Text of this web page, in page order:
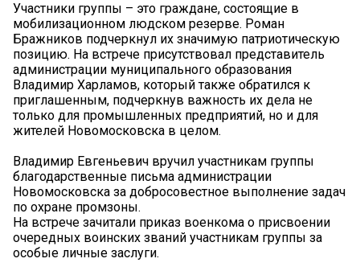
Участники группы – это граждане, состоящие в
мобилизационном людском резерве. Роман
Бражников подчеркнул их значимую патриотическую
позицию. На встрече присутствовал представитель
администрации муниципального образования
Владимир Харламов, который также обратился к
приглашенным, подчеркнув важность их дела не
только для промышленных предприятий, но и для
жителей Новомосковска в целом.
Владимир Евгеньевич вручил участникам группы
благодарственные письма администрации
Новомосковска за добросовестное выполнение задач
по охране промзоны.
На встрече зачитали приказ военкома о присвоении
очередных воинских званий участникам группы за
особые личные заслуги.